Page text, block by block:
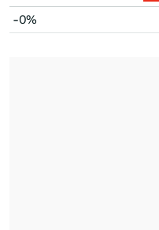
-0%